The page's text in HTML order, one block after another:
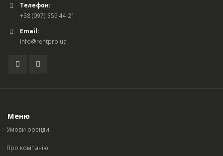
Телефон:
+38 (097) 355 44 21
Email:
info@rentpro.ua
Меню
Умови оренди
Про компанію